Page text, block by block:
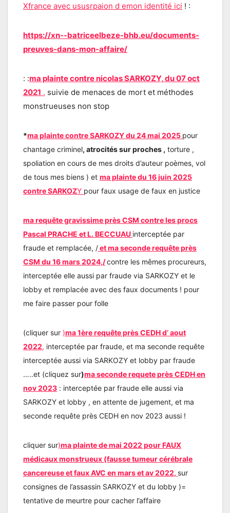
Xfrance avec ususrpaion d emon identité ici ! :
https://xn--batriceelbeze-bhb.eu/documents-
preuves-dans-mon-affaire/
: :ma plainte contre nicolas SARKOZY, du 07 oct
2021 , suivie de menaces de mort et méthodes
monstrueuses non stop
*ma plainte contre SARKOZY du 24 mai 2025 pour
chantage criminel, atrocités sur proches , torture ,
spoliation en cours de mes droits d’auteur poèmes, vol
de tous mes biens ) et ma plainte du 16 juin 2025
contre SARKOZY pour faux usage de faux en justice
ma requête gravissime près CSM contre les procs
Pascal PRACHE et L. BECCUAU interceptée par
fraude et remplacée, /et ma seconde requête près
CSM du 16 mars 2024,/contre les mêmes procureurs,
interceptée elle aussi par fraude via SARKOZY et le
lobby et remplacée avec des faux documents ! pour
me faire passer pour folle
(cliquer sur )ma 1ère requête près CEDH d’ aout
2022, interceptée par fraude, et ma seconde requête
interceptée aussi via SARKOZY et lobby par fraude
…..et (cliquez sur)ma seconde requete près CEDH en
nov 2023 : interceptée par fraude elle aussi via
SARKOZY et lobby , en attente de jugement, et ma
seconde requête près CEDH en nov 2023 aussi !
cliquer sur)ma plainte de mai 2022 pour FAUX
médicaux monstrueux (fausse tumeur cérébrale
cancereuse et faux AVC en mars et av 2022, sur
consignes de l’assassin SARKOZY et du lobby )=
tentative de meurtre pour cacher l’affaire